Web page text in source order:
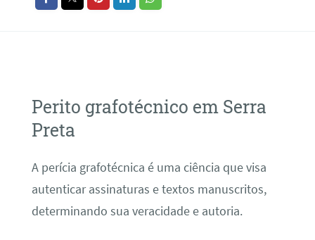
Perito grafotécnico em Serra
Preta
A perícia grafotécnica é uma ciência que visa
autenticar assinaturas e textos manuscritos,
determinando sua veracidade e autoria.